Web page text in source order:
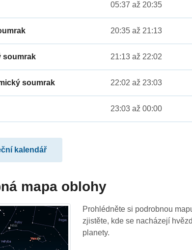
05:37 až 20:35
20:35 až 21:13
soumrak 21:13 až 22:02
soumrak 22:02 až 23:03
23:03 až 00:00
kalendář
mapa oblohy
Prohlédněte si podrobnou
zjistěte, kde se nacházejí
planety.